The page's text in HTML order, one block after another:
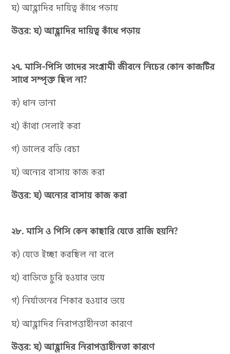
ঘ) আহ্লাদির দায়িত্ব কাঁধে পড়ায়
উত্তর: ঘ) আহ্লাদির দায়িত্ব কাঁধে পড়ায়
২৭. মাসি-পিসি তাদের সংগ্রামী জীবনে নিচের কোন কাজটির
সাথে সম্পৃক্ত ছিল না?
ক) ধান ভানা
খ) কাঁথা সেলাই করা
গ) ডালের বড়ি বেচা
ঘ) অন্যের বাসায় কাজ করা
উত্তর: ঘ) অন্যের বাসায় কাজ করা
২৮. মাসি ও পিসি কেন কাছারি যেতে রাজি হয়নি?
ক) যেতে ইচ্ছা করছিল না বলে
খ) বাড়িতে চুরি হওয়ার ভয়ে
গ) নির্যাতনের শিকার হওয়ার ভয়ে
ঘ) আহ্লাদির নিরাপত্তাহীনতা কারণে
উত্তর: ঘ) আহ্লাদির নিরাপত্তাহীনতা কারণে